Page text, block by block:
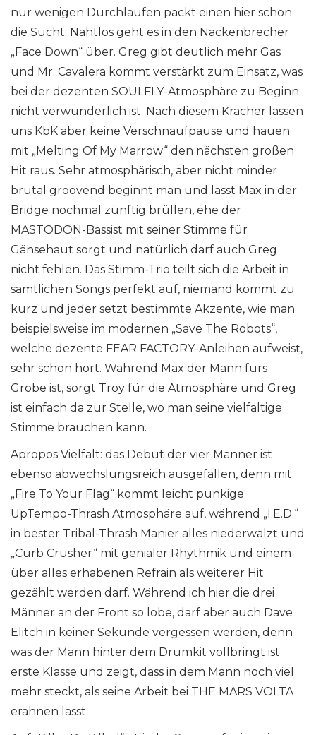
nur wenigen Durchläufen packt einen hier schon
die Sucht. Nahtlos geht es in den Nackenbrecher
„Face Down“ über. Greg gibt deutlich mehr Gas
und Mr. Cavalera kommt verstärkt zum Einsatz, was
bei der dezenten SOULFLY-Atmosphäre zu Beginn
nicht verwunderlich ist. Nach diesem Kracher lassen
uns KbK aber keine Verschnaufpause und hauen
mit „Melting Of My Marrow“ den nächsten großen
Hit raus. Sehr atmosphärisch, aber nicht minder
brutal groovend beginnt man und lässt Max in der
Bridge nochmal zünftig brüllen, ehe der
MASTODON-Bassist mit seiner Stimme für
Gänsehaut sorgt und natürlich darf auch Greg
nicht fehlen. Das Stimm-Trio teilt sich die Arbeit in
sämtlichen Songs perfekt auf, niemand kommt zu
kurz und jeder setzt bestimmte Akzente, wie man
beispielsweise im modernen „Save The Robots“,
welche dezente FEAR FACTORY-Anleihen aufweist,
sehr schön hört. Während Max der Mann fürs
Grobe ist, sorgt Troy für die Atmosphäre und Greg
ist einfach da zur Stelle, wo man seine vielfältige
Stimme brauchen kann.
Apropos Vielfalt: das Debüt der vier Männer ist
ebenso abwechslungsreich ausgefallen, denn mit
„Fire To Your Flag“ kommt leicht punkige
UpTempo-Thrash Atmosphäre auf, während „I.E.D.“
in bester Tribal-Thrash Manier alles niederwalzt und
„Curb Crusher“ mit genialer Rhythmik und einem
über alles erhabenen Refrain als weiterer Hit
gezählt werden darf. Während ich hier die drei
Männer an der Front so lobe, darf aber auch Dave
Elitch in keiner Sekunde vergessen werden, denn
was der Mann hinter dem Drumkit vollbringt ist
erste Klasse und zeigt, dass in dem Mann noch viel
mehr steckt, als seine Arbeit bei THE MARS VOLTA
erahnen lässt.